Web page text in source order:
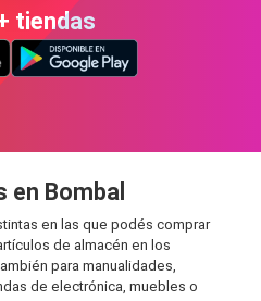
tiendas
Bombal
en las que podés comprar
de almacén en los
para manualidades,
de electrónica, muebles o